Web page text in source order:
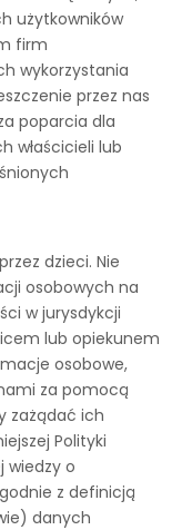
użytkowników
firm
wykorzystania
przez nas
poparcia dla
właścicieli lub
dzieci. Nie
osobowych na
w jurysdykcji
lub opiekunem
osobowe,
za pomocą
zażądać ich
Polityki
wiedzy o
z definicją
danych